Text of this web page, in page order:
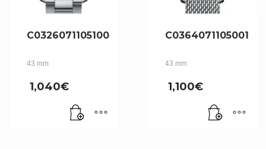
C0326071105100
43 mm
1,040€
C0364071105001
43 mm
1,100€